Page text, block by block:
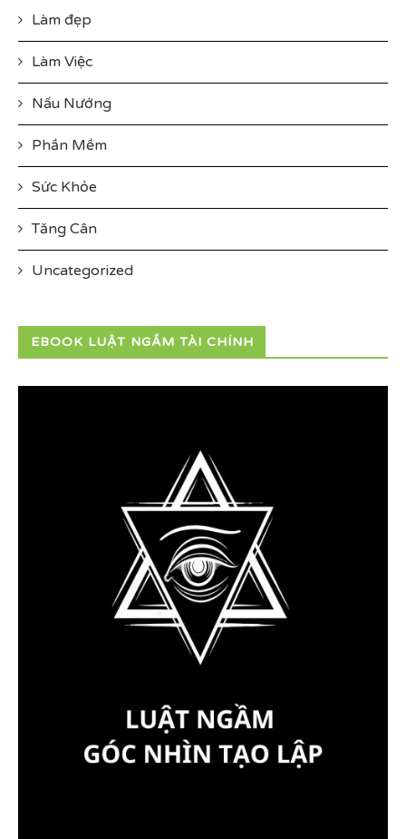
Làm đẹp
Làm Việc
Nấu Nướng
Phần Mềm
Sức Khỏe
Tăng Cân
Uncategorized
EBOOK LUẬT NGẦM TÀI CHÍNH